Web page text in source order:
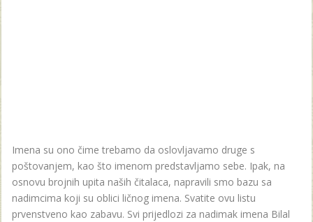
Imena su ono čime trebamo da oslovljavamo druge s
poštovanjem, kao što imenom predstavljamo sebe. Ipak, na
osnovu brojnih upita naših čitalaca, napravili smo bazu sa
nadimcima koji su oblici ličnog imena. Svatite ovu listu
prvenstveno kao zabavu. Svi prijedlozi za nadimak imena Bilal